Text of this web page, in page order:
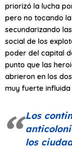
priorizó la lucha
pero no tocando
secundarizando
social de los
poder del capital
punto que las
abrieron en los
muy fuerte influida
Los
los